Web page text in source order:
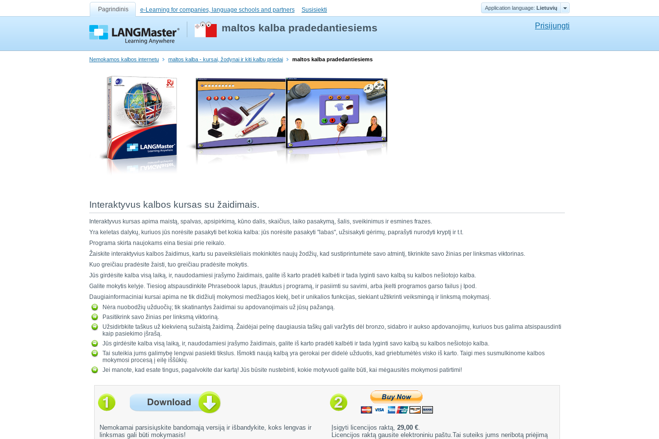
Pagrindinis e-Learning for companies, language schools and partners Susisiekti Application language: Lietuvių
maltos kalba pradedantiesiems Prisijungti
Nemokamos kalbos internetu maltos kalba - kursai, žodynai ir kiti kalbų priedai maltos kalba pradedantiesiems
Interaktyvus kalbos kursas su žaidimais.
Interaktyvus kursas apima maistą, spalvas, apsipirkimą, kūno dalis, skaičius, laiko pasakymą, šalis, sveikinimus ir esmines frazes.
Yra keletas dalykų, kuriuos jūs norėsite pasakyti bet kokia kalba: jūs norėsite pasakyti "labas", užsisakyti gėrimų, paprašyti nurodyti kryptį ir t.t.
Programa skirta naujokams eina tiesiai prie reikalo.
Žaiskite interaktyvius kalbos žaidimus, kartu su paveikslėliais mokinkitės naujų žodžių, kad sustiprintumėte savo atmintį, tikrinkite savo žinias per linksmas viktorinas.
Kuo greičiau pradėsite žaisti, tuo greičiau pradėsite mokytis.
Jūs girdėsite kalba visą laiką, ir, naudodamiesi įrašymo žaidimais, galite iš karto pradėti kalbėti ir tada lyginti savo kalbą su kalbos nešiotojo kalba.
Galite mokytis kelyje. Tiesiog atspausdinkite Phrasebook lapus, įtrauktus į programą, ir pasiimti su savimi, arba įkelti programos garso failus į Ipod.
Daugiainformaciniai kursai apima ne tik didžiulį mokymosi medžiagos kiekį, bet ir unikalios funkcijas, siekiant užtikrinti veiksmingą ir linksmą mokymasį.
Nėra nuobodžių užduočių; tik skatinantys žaidimai su apdovanojimais už jūsų pažangą.
Pasitikrink savo žinias per linksmą viktoriną.
Užsidirbkite taškus už kiekvieną sužaistą žaidimą. Žaidėjai pelnę daugiausia taškų gali varžytis dėl bronzo, sidabro ir aukso apdovanojimų, kuriuos bus galima atsispausdinti
kaip pasiekimo įšrašą.
Jūs girdėsite kalba visą laiką, ir, naudodamiesi įrašymo žaidimais, galite iš karto pradėti kalbėti ir tada lyginti savo kalbą su kalbos nešiotojo kalba.
Tai suteikia jums galimybę lengvai pasiekti tikslus. Išmokti naują kalbą yra gerokai per didelė užduotis, kad griebtumėtės visko iš karto. Taigi mes susmulkinome kalbos
mokymosi procesą į eilę iššūkių.
Jei manote, kad esate tingus, pagalvokite dar kartą! Jūs būsite nustebinti, kokie motyvuoti galite būti, kai mėgausitės mokymosi patirtimi!
Nemokamai parsisiųskite bandomąją versiją ir išbandykite, koks lengvas ir
linksmas gali būti mokymasis!
Įsigyti licencijos raktą, 29,00 €
Licencijos raktą gausite elektroniniu paštu.Tai suteiks jums neribotą priėjimą